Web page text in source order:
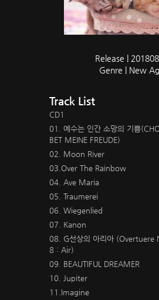
Release |
Genre | New
Track List
CD1
01. 예수는 인간 소망의 기쁨
BET MEINE FREUDE)
02. Moon River
03.Over The Rainbow
04. Ave Maria
05. Traumerei
06. Wiegenlied
07. Kanon
08. G선상의 아리아 (Overtuere
8 : Air)
09. BEAUTIFUL DREAMER
10. Jupiter
11.Imagine